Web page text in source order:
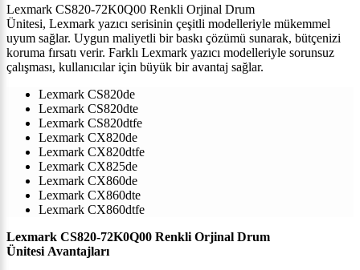
Lexmark CS820-72K0Q00 Renkli Orjinal Drum
Ünitesi, Lexmark yazıcı serisinin çeşitli modelleriyle mükemmel
uyum sağlar. Uygun maliyetli bir baskı çözümü sunarak, bütçenizi
koruma fırsatı verir. Farklı Lexmark yazıcı modelleriyle sorunsuz
çalışması, kullanıcılar için büyük bir avantaj sağlar.
Lexmark CS820de
Lexmark CS820dte
Lexmark CS820dtfe
Lexmark CX820de
Lexmark CX820dtfe
Lexmark CX825de
Lexmark CX860de
Lexmark CX860dte
Lexmark CX860dtfe
Lexmark CS820-72K0Q00 Renkli Orjinal Drum
Ünitesi Avantajları